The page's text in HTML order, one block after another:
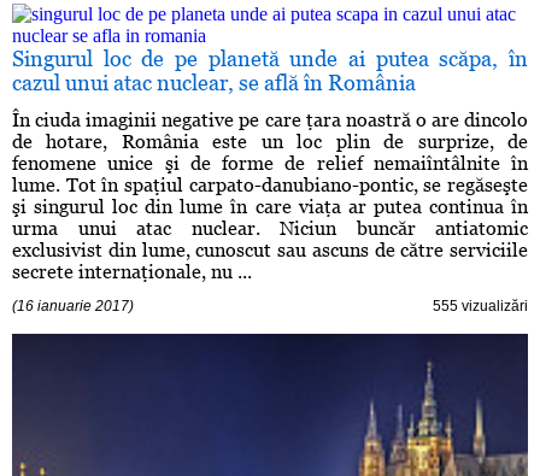
Singurul loc de pe planetă unde ai putea scăpa, în
cazul unui atac nuclear, se află în România
În ciuda imaginii negative pe care ţara noastră o are dincolo
de hotare, România este un loc plin de surprize, de
fenomene unice şi de forme de relief nemaiîntâlnite în
lume. Tot în spaţiul carpato-danubiano-pontic, se regăseşte
şi singurul loc din lume în care viaţa ar putea continua în
urma unui atac nuclear. Niciun buncăr antiatomic
exclusivist din lume, cunoscut sau ascuns de către serviciile
secrete internaţionale, nu ...
(16 ianuarie 2017) 555 vizualizări